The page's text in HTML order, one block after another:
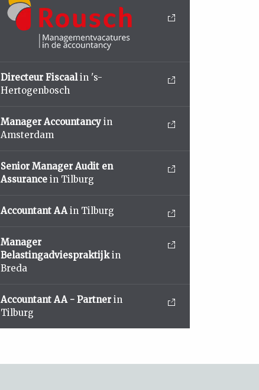
Directeur Fiscaalin 's-
Hertogenbosch
Manager Accountancy in
Amsterdam
Senior Manager Audit en
Assurance in Tilburg
Accountant AAin Tilburg
Manager
Belastingadviespraktijkin
Breda
Accountant AA - Partner in
Tilburg